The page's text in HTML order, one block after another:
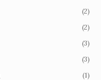
(2)
(2)
(3)
(3)
(1)